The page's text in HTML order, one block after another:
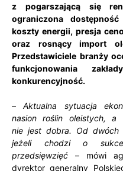
z pogarszającą się
ograniczona
koszty energii, presja
oraz rosnący import
Przedstawiciele branży
funkcjonowania
konkurencyjność.
– Aktualna sytuacja
nasion roślin oleistych, a
nie jest dobra. Od dwóch
jeżeli chodzi o
przedsięwzięć – mówi
dyrektor generalny